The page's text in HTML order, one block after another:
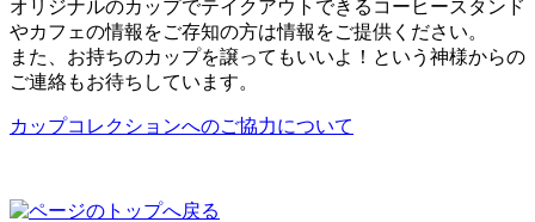
オリジナルのカップでテイクアウトできるコーヒースタンド
やカフェの情報をご存知の方は情報をご提供ください。
また、お持ちのカップを譲ってもいいよ！という神様からの
ご連絡もお待ちしています。
カップコレクションへのご協力について